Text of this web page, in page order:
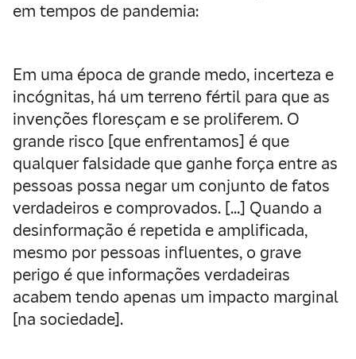
em tempos de pandemia:
Em uma época de grande medo, incerteza e
incógnitas, há um terreno fértil para que as
invenções floresçam e se proliferem. O
grande risco [que enfrentamos] é que
qualquer falsidade que ganhe força entre as
pessoas possa negar um conjunto de fatos
verdadeiros e comprovados. […] Quando a
desinformação é repetida e amplificada,
mesmo por pessoas influentes, o grave
perigo é que informações verdadeiras
acabem tendo apenas um impacto marginal
[na sociedade].